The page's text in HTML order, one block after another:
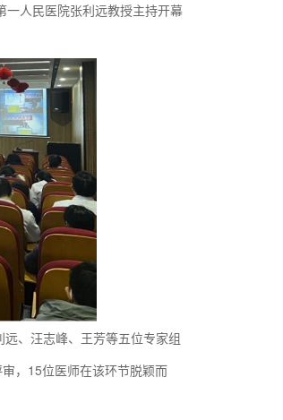
一人民医院张利远教授主持开幕
、汪志峰、王芳等五位专家组
，15位医师在该环节脱颖而